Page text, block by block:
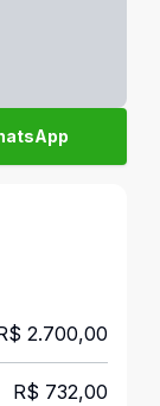
2.700,00
R$ 732,00